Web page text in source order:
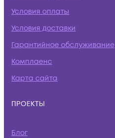
Условия оплаты
Условия доставки
Гарантийное обслуживание
Комплаенс
Карта сайта
ПРОЕКТЫ
Блог